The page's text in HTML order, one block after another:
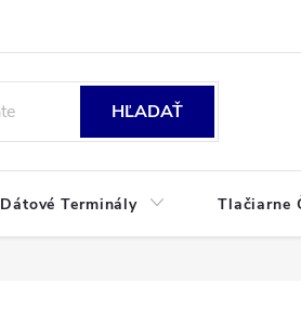
HĽADAŤ
Dátové Terminály Tlačiarne